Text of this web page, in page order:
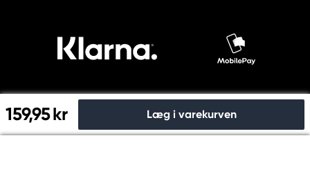
159,95 kr Læg i varekurven